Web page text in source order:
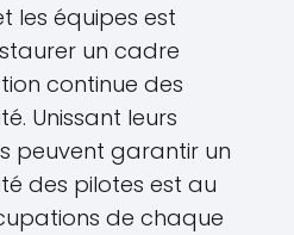
les équipes est
un cadre
continue des
Unissant leurs
peuvent garantir un
des pilotes est au
de chaque